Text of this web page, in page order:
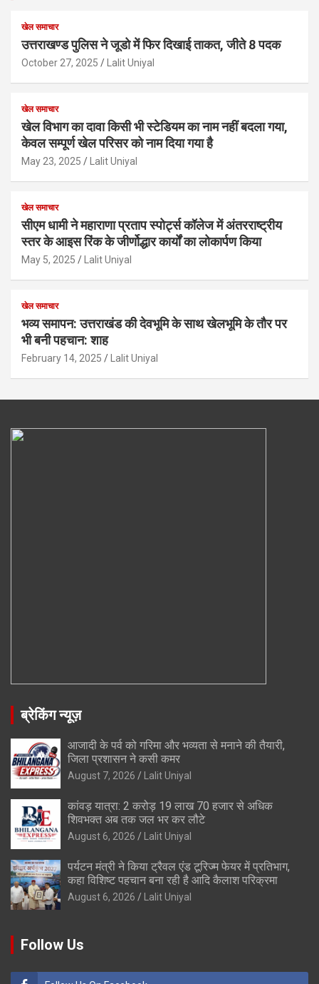
खेल समाचार
उत्तराखण्ड पुलिस ने जूडो में फिर दिखाई ताकत, जीते 8 पदक
October 27, 2025 Lalit Uniyal
खेल समाचार
खेल विभाग का दावा किसी भी स्टेडियम का नाम नहीं बदला गया,
केवल सम्पूर्ण खेल परिसर को नाम दिया गया है
May 23, 2025 Lalit Uniyal
खेल समाचार
सीएम धामी ने महाराणा प्रताप स्पोर्ट्स कॉलेज में अंतरराष्ट्रीय
स्तर के आइस रिंक के जीर्णोद्धार कार्यों का लोकार्पण किया
May 5, 2025 Lalit Uniyal
खेल समाचार
भव्य समापन: उत्तराखंड की देवभूमि के साथ खेलभूमि के तौर पर
भी बनी पहचान: शाह
February 14, 2025 Lalit Uniyal
ब्रेकिंग न्यूज़
आजादी के पर्व को गरिमा और भव्यता से मनाने की तैयारी,
जिला प्रशासन ने कसी कमर
August 7, 2026 Lalit Uniyal
कांवड़ यात्रा: 2 करोड़ 19 लाख 70 हजार से अधिक
शिवभक्त अब तक जल भर कर लौटे
August 6, 2026 Lalit Uniyal
पर्यटन मंत्री ने किया ट्रैवल एंड टूरिज्म फेयर में प्रतिभाग,
कहा विशिष्ट पहचान बना रही है आदि कैलाश परिक्रमा
August 6, 2026 Lalit Uniyal
Follow Us